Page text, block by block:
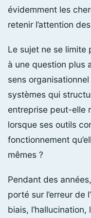
évidemment les
retenir l’attention
Le sujet ne se limite
à une question plus
sens
systèmes qui
entreprise peut-elle
lorsque ses outils
fonctionnement
mêmes ?
Pendant des
porté sur l’erreur de
biais,